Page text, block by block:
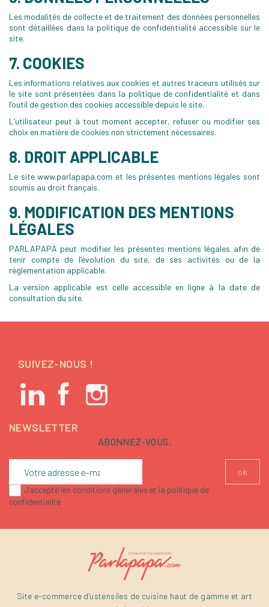
Les modalités de collecte et de traitement des données personnelles
sont détaillées dans la politique de confidentialité accessible sur le
site.
7. COOKIES
Les informations relatives aux cookies et autres traceurs utilisés sur
le site sont présentées dans la politique de confidentialité et dans
l’outil de gestion des cookies accessible depuis le site.
L’utilisateur peut à tout moment accepter, refuser ou modifier ses
choix en matière de cookies non strictement nécessaires.
8. DROIT APPLICABLE
Le site www.parlapapa.com et les présentes mentions légales sont
soumis au droit français.
9. MODIFICATION DES MENTIONS
LÉGALES
PARLAPAPA peut modifier les présentes mentions légales afin de
tenir compte de l’évolution du site, de ses activités ou de la
réglementation applicable.
La version applicable est celle accessible en ligne à la date de
consultation du site.
SUIVEZ-NOUS !
NEWSLETTER
ABONNEZ-VOUS.
J'accepte les conditions générales et la politique de
confidentialité
Site e-commerce d'ustensiles de cuisine haut de gamme et art